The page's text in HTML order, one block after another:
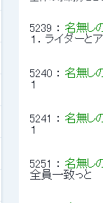
5239 ： 名無し
１．ライダーと
5240 ： 名無し
１
5241 ： 名無し
１
5251 ： 名無し
全員一致っと